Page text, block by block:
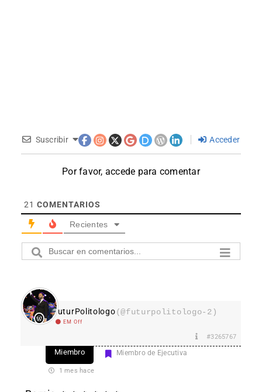
Suscribir Acceder
Por favor, accede para comentar
21 COMENTARIOS
Recientes
FuturPolitologo(@futurpolitologo-2)
EM Off
#3265767
Miembro Miembro de Ejecutiva
1 mes hace